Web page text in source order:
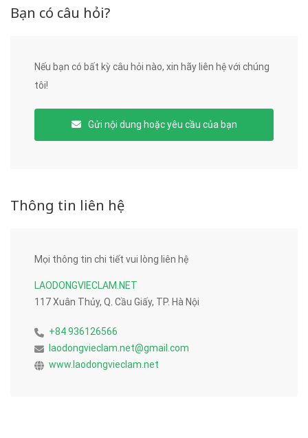
Bạn có câu hỏi?
Nếu bạn có bất kỳ câu hỏi nào, xin hãy liên hệ với chúng
tôi!
Gửi nội dung hoặc yêu cầu của bạn
Thông tin liên hệ
Mọi thông tin chi tiết vui lòng liên hệ
LAODONGVIECLAM.NET
117 Xuân Thủy, Q. Cầu Giấy, TP. Hà Nội
+84 936126566
laodongvieclam.net@gmail.com
www.laodongvieclam.net